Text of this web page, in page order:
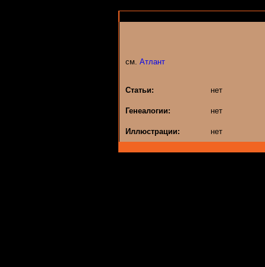
см. Атлант
Статьи: нет
Генеалогии: нет
Иллюстрации: нет